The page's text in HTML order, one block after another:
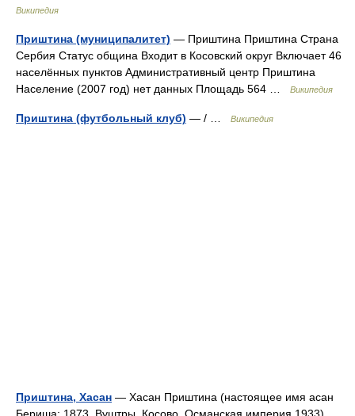
Википедия
Приштина (муниципалитет) — Приштина Приштина Страна
Сербия Статус община Входит в Косовский округ Включает 46
населённых пунктов Административный центр Приштина
Население (2007 год) нет данных Площадь 564 …
Википедия
Приштина (футбольный клуб) — / … Википедия
Приштина, Хасан — Хасан Приштина (настоящее имя асан